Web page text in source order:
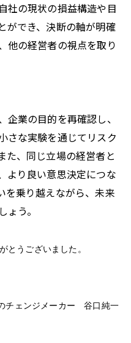
社の現状の損益構造や目
ができ、決断の軸が明確
他の経営者の視点を取り
業の目的を再確認し、
さな実験を通じてリスク
た、同じ立場の経営者と
より良い意思決定につな
を乗り越えながら、未来
う。
とうございました。
チェンジメーカー 谷口純一